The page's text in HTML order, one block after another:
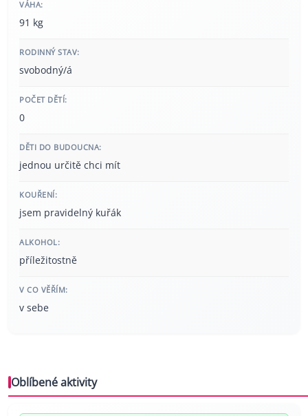
VÁHA:
91 kg
RODINNÝ STAV:
svobodný/á
POČET DĚTÍ:
0
DĚTI DO BUDOUCNA:
jednou určitě chci mít
KOUŘENÍ:
jsem pravidelný kuřák
ALKOHOL:
příležitostně
V CO VĚŘÍM:
v sebe
Oblíbené aktivity